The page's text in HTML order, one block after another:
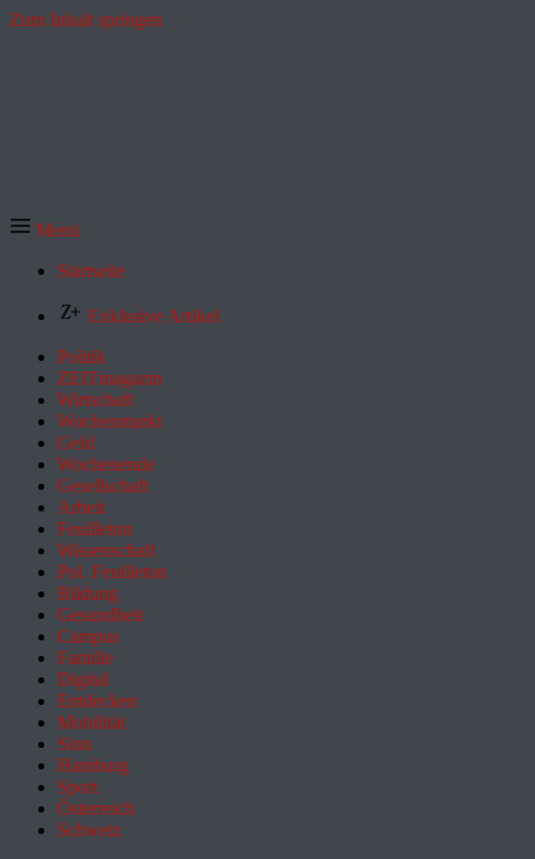
Zum Inhalt springen
Menü
Startseite
Exklusive Artikel
Politik
ZEITmagazin
Wirtschaft
Wochenmarkt
Geld
Wochenende
Gesellschaft
Arbeit
Feuilleton
Wissenschaft
Pol. Feuilleton
Bildung
Gesundheit
Campus
Familie
Digital
Entdecken
Mobilität
Sinn
Hamburg
Sport
Österreich
Schweiz